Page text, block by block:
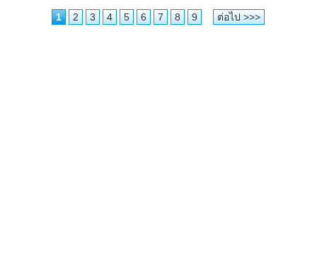
1 2 3 4 5 6 7 8 9 ต่อไป >>>